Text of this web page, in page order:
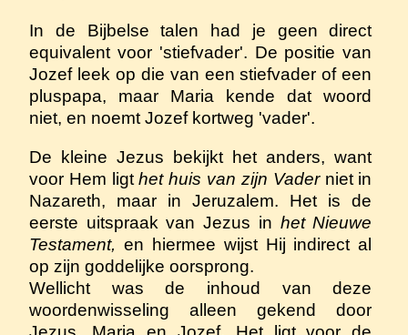
In de Bijbelse talen had je geen direct
equivalent voor 'stiefvader'. De positie van
Jozef leek op die van een stiefvader of een
pluspapa, maar Maria kende dat woord
niet, en noemt Jozef kortweg 'vader'.
De kleine Jezus bekijkt het anders, want
voor Hem ligthet huis van zijn Vaderniet in
Nazareth, maar in Jeruzalem. Het is de
eerste uitspraak van Jezus in het Nieuwe
Testament, en hiermee wijst Hij indirect al
op zijn goddelijke oorsprong.
Wellicht was de inhoud van deze
woordenwisseling alleen gekend door